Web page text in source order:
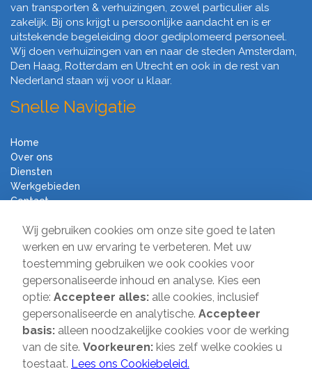
Wij gebruiken cookies om onze site goed te laten
werken en uw ervaring te verbeteren. Met uw
toestemming gebruiken we ook cookies voor
gepersonaliseerde inhoud en analyse. Kies een
optie: Accepteer alles: alle cookies, inclusief
gepersonaliseerde en analytische. Accepteer
basis: alleen noodzakelijke cookies voor de werking
van de site. Voorkeuren: kies zelf welke cookies u
toestaat. Lees ons Cookiebeleid.
van transporten & verhuizingen, zowel particulier als
zakelijk. Bij ons krijgt u persoonlijke aandacht en is er
uitstekende begeleiding door gediplomeerd personeel.
Wij doen verhuizingen van en naar de steden Amsterdam,
Den Haag, Rotterdam en Utrecht en ook in de rest van
Nederland staan wij voor u klaar.
Snelle Navigatie
Home
Over ons
Diensten
Werkgebieden
Contact
Verhuisbedrijf Direct
Sir Winston Churchilllaan 231
2282 JR Rijswijk
085-2013 070
info@verhuisbedrijfdirect.nl